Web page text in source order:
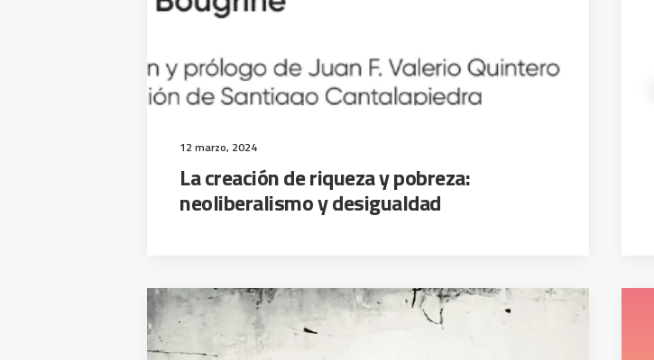
12 marzo, 2024
La creación de riqueza y pobreza:
neoliberalismo y desigualdad